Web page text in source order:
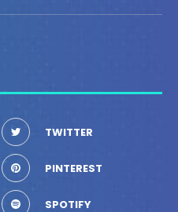
TWITTER
PINTEREST
SPOTIFY